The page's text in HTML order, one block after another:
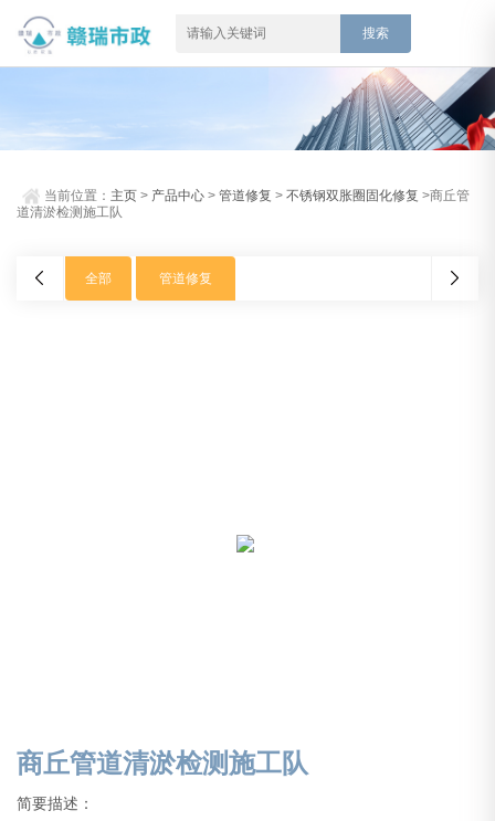
当前位置： 主页 > 产品中心 >管道修复 >不锈钢双胀圈固化修复 >商丘管
道清淤检测施工队
全部 管道修复
商丘管道清淤检测施工队
简要描述：